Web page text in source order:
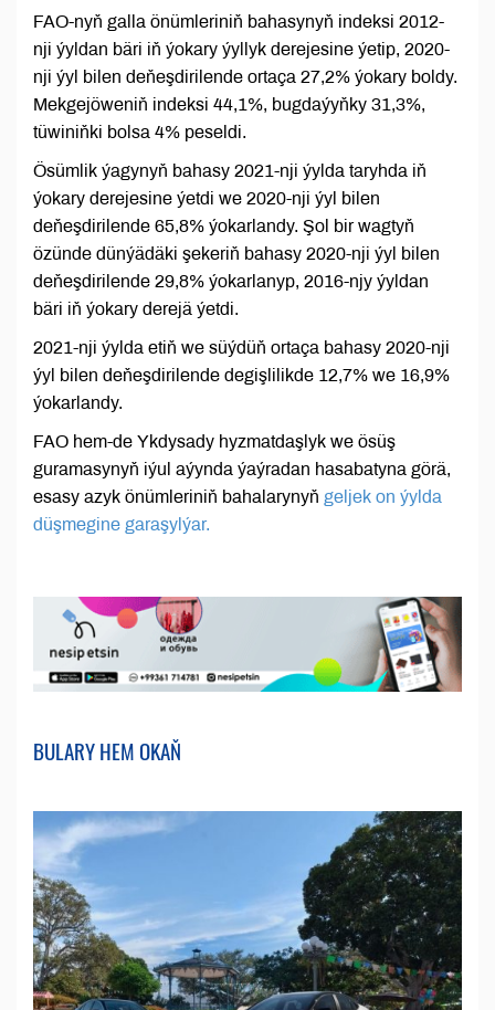
FAO-nyň galla önümleriniň bahasynyň indeksi 2012-
nji ýyldan bäri iň ýokary ýyllyk derejesine ýetip, 2020-
nji ýyl bilen deňeşdirilende ortaça 27,2% ýokary boldy.
Mekgejöweniň indeksi 44,1%, bugdaýyňky 31,3%,
tüwiniňki bolsa 4% peseldi.
Ösümlik ýagynyň bahasy 2021-nji ýylda taryhda iň
ýokary derejesine ýetdi we 2020-nji ýyl bilen
deňeşdirilende 65,8% ýokarlandy. Şol bir wagtyň
özünde dünýädäki şekeriň bahasy 2020-nji ýyl bilen
deňeşdirilende 29,8% ýokarlanyp, 2016-njy ýyldan
bäri iň ýokary derejä ýetdi.
2021-nji ýylda etiň we süýdüň ortaça bahasy 2020-nji
ýyl bilen deňeşdirilende degişlilikde 12,7% we 16,9%
ýokarlandy.
FAO hem-de Ykdysady hyzmatdaşlyk we ösüş
guramasynyň iýul aýynda ýaýradan hasabatyna görä,
esasy azyk önümleriniň bahalarynyň geljek on ýylda
düşmegine garaşylýar.
BULARY HEM OKAŇ